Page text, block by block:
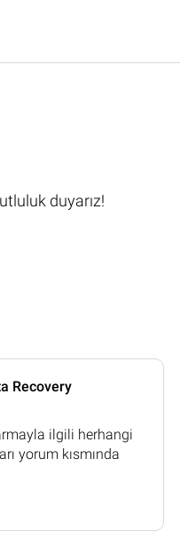
duyarız!
Recovery
ilgili herhangi
yorum kısmında